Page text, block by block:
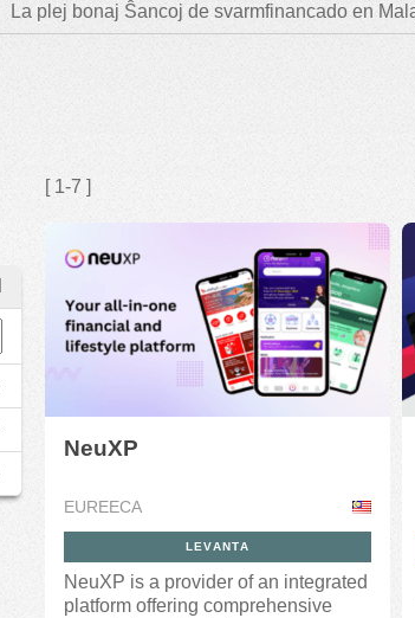
La plej bonaj Ŝancoj de svarmfinancado en
[ 1-7 ]
NeuXP
EUREECA
LEVANTA
NeuXP is a provider of an integrated
platform offering comprehensive